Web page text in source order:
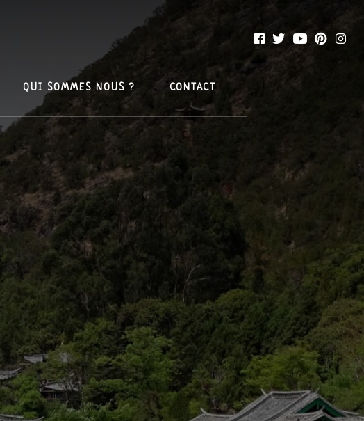
QUI SOMMES NOUS ? CONTACT